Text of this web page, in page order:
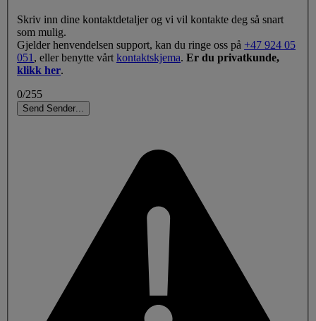
Skriv inn dine kontaktdetaljer og vi vil kontakte deg så snart
som mulig.
Gjelder henvendelsen support, kan du ringe oss på +47 924 05
051 , eller benytte vårt kontaktskjema. Er du privatkunde,
klikk her.
0/255
Send Sender